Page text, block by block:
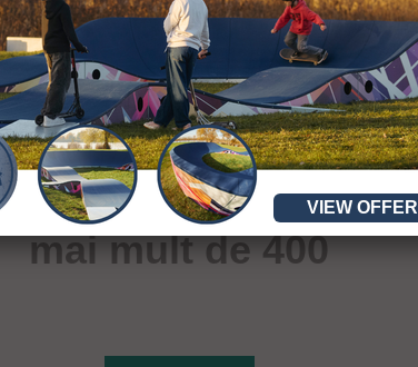
mai mult de 400
VIEW OFFER